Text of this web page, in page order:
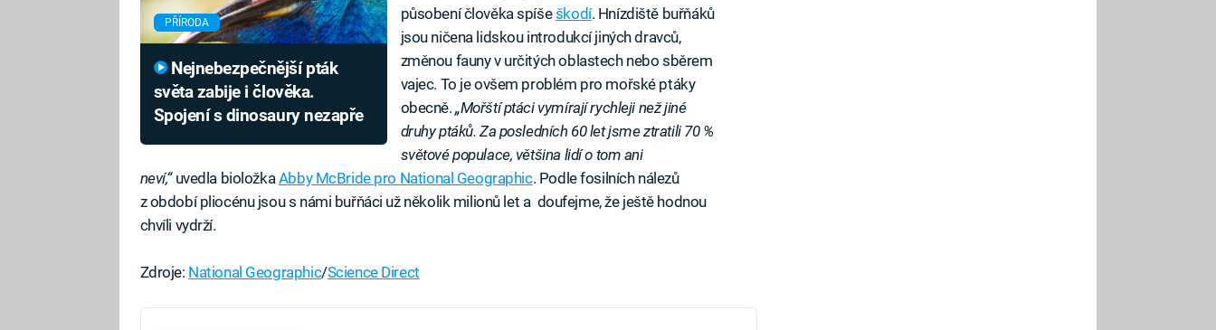
PŘÍRODA
Nejnebezpečnější pták
světa zabije i člověka.
Spojení s dinosaury nezapře
působení člověka spíšeškodí. Hnízdiště buřňáků
jsou ničena lidskou introdukcí jiných dravců,
změnou fauny v určitých oblastech nebo sběrem
vajec. To je ovšem problém pro mořské ptáky
obecně.„Mořští ptáci vymírají rychleji než jiné
druhy ptáků. Za posledních 60 let jsme ztratili 70 %
světové populace, většina lidí o tom ani
neví,“ uvedla bioložka Abby McBride pro National Geographic. Podle fosilních nálezů
z období pliocénu jsou s námi buřňáci už několik milionů let a doufejme, že ještě hodnou
chvíli vydrží.
Zdroje: National Geographic/Science Direct